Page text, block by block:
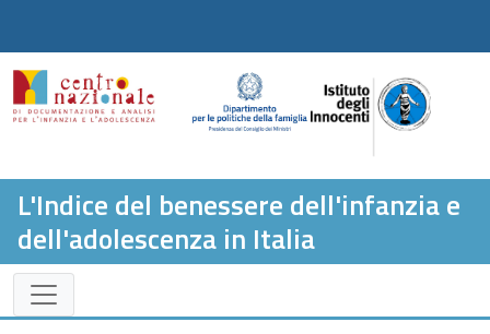
L'Indice del benessere dell'infanzia e
dell'adolescenza in Italia